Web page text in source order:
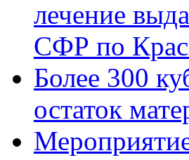
лечение
СФР по
Более 300
остаток